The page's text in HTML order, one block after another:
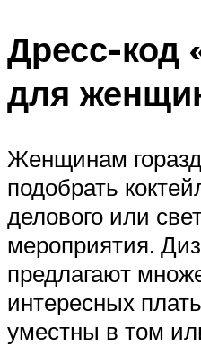
Дресс-код
для
Женщинам
подобрать
делового или
мероприятия.
предлагают
интересных
уместны в том